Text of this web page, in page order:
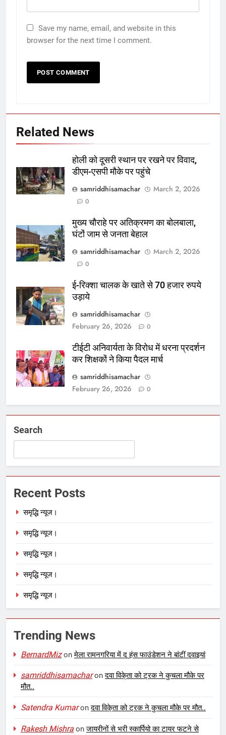
Save my name, email, and website in this
browser for the next time I comment.
Related News
होली को दूसरी स्थान पर रखने पर विवाद,
डीएम-एसपी मौके पर पहुंचे
samriddhisamachar
March 2, 2026
0
मुख्य चौराहे पर अतिक्रमण का बोलबाला,
घंटों जाम से जनता बेहाल
samriddhisamachar
March 2, 2026
0
ई-रिक्शा चालक के खाते से 70 हजार रुपये
उड़ाये
samriddhisamachar
February 26, 2026
0
टीईटी अनिवार्यता के विरोध में धरना प्रदर्शन
कर शिक्षकों ने किया पैदल मार्च
samriddhisamachar
February 26, 2026
0
Search
Recent Posts
समृद्धि न्यूज।
समृद्धि न्यूज।
समृद्धि न्यूज।
समृद्धि न्यूज।
समृद्धि न्यूज।
Trending News
BernardMizonमेला रामनगरिया में द हंस फाउंडेशन ने बांटीं दवाइयां
samriddhisamacharonदवा विके्ता को ट्रक ने कुचला मौके पर
मौत..
Satendra Kumaronदवा विके्ता को ट्रक ने कुचला मौके पर मौत..
Rakesh Mishra onजायरीनों से भरी स्कार्पियो का टायर फटने से